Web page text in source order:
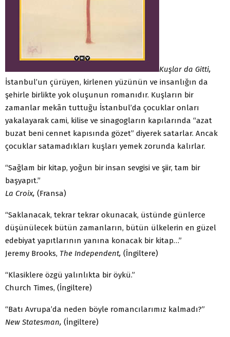
Kuşlar da Gitti,
İstanbul’un çürüyen, kirlenen yüzünün ve insanlığın da
şehirle birlikte yok oluşunun romanıdır. Kuşların bir
zamanlar mekân tuttuğu İstanbul’da çocuklar onları
yakalayarak cami, kilise ve sinagogların kapılarında “azat
buzat beni cennet kapısında gözet” diyerek satarlar. Ancak
çocuklar satamadıkları kuşları yemek zorunda kalırlar.
“Sağlam bir kitap, yoğun bir insan sevgisi ve şiir, tam bir
başyapıt.”
La Croix, (Fransa)
“Saklanacak, tekrar tekrar okunacak, üstünde günlerce
düşünülecek bütün zamanların, bütün ülkelerin en güzel
edebiyat yapıtlarının yanına konacak bir kitap…”
Jeremy Brooks, The Independent, (İngiltere)
“Klasiklere özgü yalınlıkta bir öykü.”
Church Times, (İngiltere)
“Batı Avrupa’da neden böyle romancılarımız kalmadı?”
New Statesman, (İngiltere)